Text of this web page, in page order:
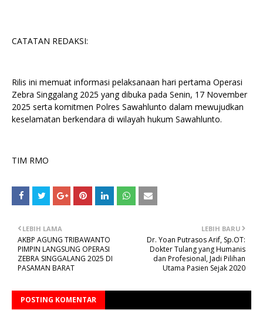
CATATAN REDAKSI:
Rilis ini memuat informasi pelaksanaan hari pertama Operasi
Zebra Singgalang 2025 yang dibuka pada Senin, 17 November
2025 serta komitmen Polres Sawahlunto dalam mewujudkan
keselamatan berkendara di wilayah hukum Sawahlunto.
TIM RMO
LEBIH BARU
Dr. Yoan Putrasos Arif, Sp.OT:
Dokter Tulang yang Humanis
dan Profesional, Jadi Pilihan
Utama Pasien Sejak 2020
LEBIH LAMA
AKBP AGUNG TRIBAWANTO
PIMPIN LANGSUNG OPERASI
ZEBRA SINGGALANG 2025 DI
PASAMAN BARAT
POSTING KOMENTAR